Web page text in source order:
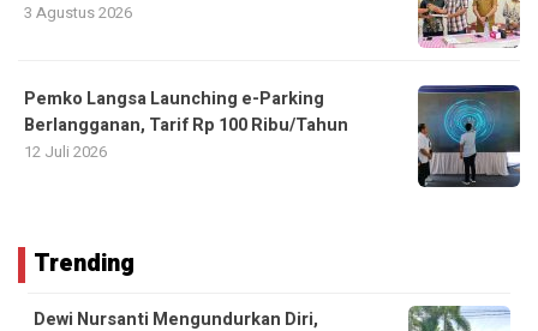
3 Agustus 2026
Pemko Langsa Launching e-Parking
Berlangganan, Tarif Rp 100 Ribu/Tahun
12 Juli 2026
Trending
Dewi Nursanti Mengundurkan Diri,